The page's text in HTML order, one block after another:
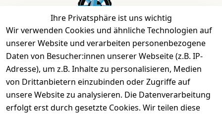
Ihre Privatsphäre ist uns wichtig
Wir verwenden Cookies und ähnliche Technologien auf
unserer Website und verarbeiten personenbezogene
Daten von Besucher:innen unserer Webseite (z.B. IP-
Adresse), um z.B. Inhalte zu personalisieren, Medien
von Drittanbietern einzubinden oder Zugriffe auf
unsere Website zu analysieren. Die Datenverarbeitung
erfolgt erst durch gesetzte Cookies. Wir teilen diese
Bei uns findest Du das richtige Fahrgefühl. Auf über
2.400 m² bieten wir Dir die beste Beratung zu
Kinderfahrrädern über E-MTBs bis hin zu
Lastenfahrrädern und Elektrorollern.